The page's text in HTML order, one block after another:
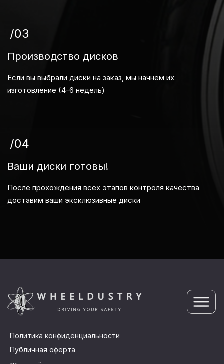
/03
Производство дисков
Если вы выбрали диски на заказ, мы начнем их
изготовление (4-6 недель)
/04
Ваши диски готовы!
После прохождения всех этапов контроля качества
доставим ваши эксклюзивные диски
Политика конфиденциальности
Публичная оферта